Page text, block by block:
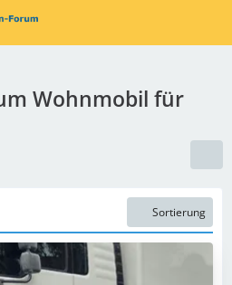
Wohnmobil für
Sortierung